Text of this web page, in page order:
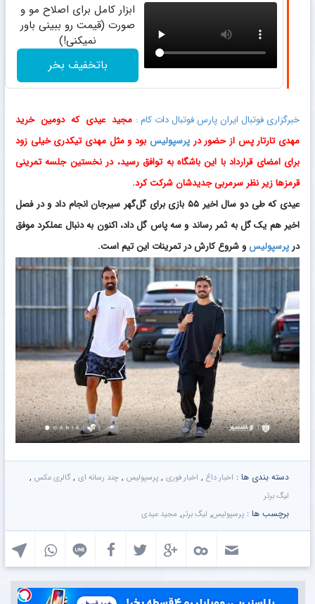
ابزار کامل برای اصلاح مو و
صورت (قیمت رو ببینی باور
نمیکنی!)
باتخفیف بخر
خبرگزاری فوتبال ایران پارس فوتبال دات کام : مجید عیدی که دومین خرید
مهدی تارتار پس از حضور درپرسپولیس بود و مثل مهدی تیکدری خیلی زود
برای امضای قرارداد با این باشگاه به توافق رسید، در نخستین جلسه تمرینی
قرمزها زیر نظر سرمربی جدیدشان شرکت کرد.
عیدی که طی دو سال اخیر ۵۵ بازی برای گل‌گهر سیرجان انجام داد و در فصل
اخیر هم یک گل به ثمر رساند و سه پاس گل داد، اکنون به دنبال عملکرد موفق
در پرسپولیس و شروع کارش در تمرینات این تیم است.
دسته بندی ها : اخبار داغ , اخبار فوری , پرسپولیس , چند رسانه ای , گالری عکس ,
لیگ برتر
برچسب ها : پرسپولیس, لیگ برتر, مجید عیدی